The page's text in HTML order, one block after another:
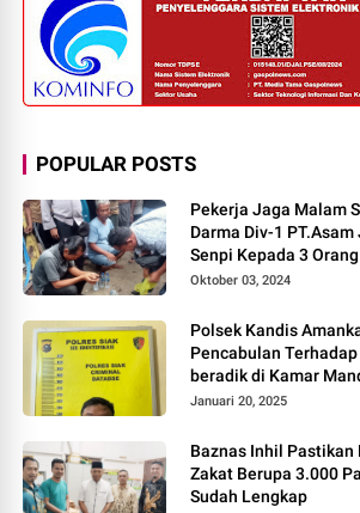
POPULAR POSTS
Pekerja Jaga Malam
Darma Div-1
Senpi Kepada 3
Oktober 03, 2024
Polsek Kandis
Pencabulan Terhadap Dua Anak Kakak-
beradik di Kamar
Januari 20, 2025
Baznas Inhil Pastikan
Zakat Berupa 3.000
Sudah Lengkap